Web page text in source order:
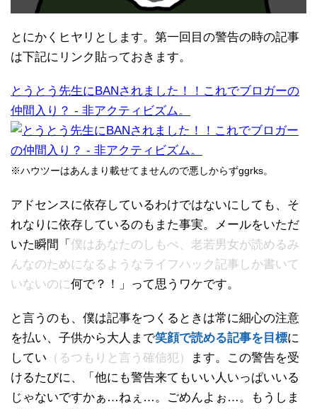
とにかくヒヤリとします。第一回目の警告の時の記事
は下記にリンク貼っておきます。
とうとう先生にBANされました！！これでブロガーの
仲間入り？ - 非アクティビズム。
※ハウツーはあんまり載せてませんので悪しからずggrks。
アドセンスに依存しているわけではないにしても、そ
れなりに依存しているのもまた事実。メールをいただ
いた瞬間「 僕はあなたのしもべ、老若男女が読めるみ
んなのためになるようなライフハック記事しか書いて
いないのに何で？！」って思うワケです。
と言うのも、僕は記事をつくるときは常に細心の注意
を払い、子供から大人まで笑顔で読める記事を目標に
してい （ るつもりと言う確信犯）
ます。この警告を受
けるたびに、「他にも警告来てもいい人いっぱいいる
じゃないですかぁ…ねぇ…。ごめんよぉ…。もうしま